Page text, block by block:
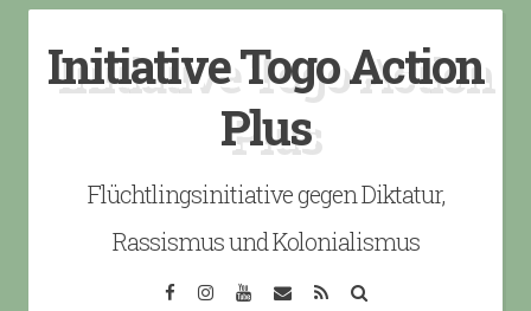
content
Initiative Togo Action
Plus
Flüchtlingsinitiative gegen Diktatur,
Rassismus und Kolonialismus
FacebookInstagramYouTube
EmailRSS